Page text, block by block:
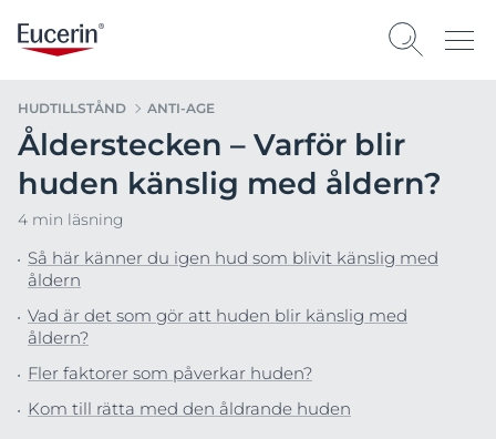
HUDTILLSTÅND ANTI-AGE
Ålderstecken – Varför blir
huden känslig med åldern?
4 min läsning
Så här känner du igen hud som blivit känslig med
åldern
Vad är det som gör att huden blir känslig med
åldern?
Fler faktorer som påverkar huden?
Kom till rätta med den åldrande huden